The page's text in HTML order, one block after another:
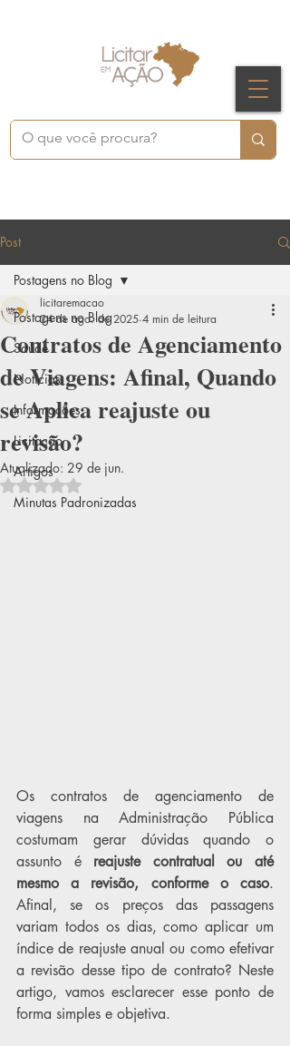
Post
Postagens no Blog
Saúde
Notícias
Informações
Licitação
Artigos
Minutas Padronizadas
Postagens no Blog
Contratos de Agenciamento
de Viagens: Afinal, Quando
se Aplica reajuste ou
revisão?
licitaremacao
24 de ago. de 2025 4 min de leitura
Atualizado: 29 de jun.
Avaliado com NaN de 5 estrelas.
Os contratos de agenciamento de
viagens na Administração Pública
costumam gerar dúvidas quando o
assunto é reajuste contratual ou até
mesmo a revisão, conforme o caso.
Afinal, se os preços das passagens
variam todos os dias, como aplicar um
índice de reajuste anual ou como efetivar
a revisão desse tipo de contrato? Neste
artigo, vamos esclarecer esse ponto de
forma simples e objetiva.